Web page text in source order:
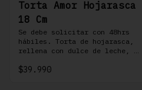
Torta Amor Hojarasca
18 Cm
Se debe solicitar con 48hrs
hábiles. Torta de hojarasca,
rellena con dulce de leche,
frambuesas, frambuesas frescas
$39.990